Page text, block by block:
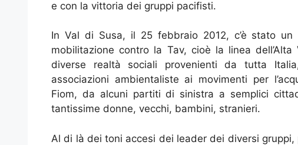
e con la vittoria dei gruppi pacifisti.
In Val di Susa, il 25 febbraio 2012, c’è stato
mobilitazione contro la Tav, cioè la linea
diverse realtà sociali provenienti da tutta
associazioni ambientaliste ai movimenti per
Fiom, da alcuni partiti di sinistra a semplici
tantissime donne, vecchi, bambini, stranieri.
Al di là dei toni accesi dei leader dei diversi